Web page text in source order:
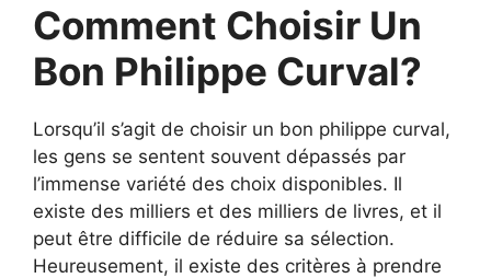
Comment Choisir Un
Bon Philippe Curval?
Lorsqu’il s’agit de choisir un bon philippe curval,
les gens se sentent souvent dépassés par
l’immense variété des choix disponibles. Il
existe des milliers et des milliers de livres, et il
peut être difficile de réduire sa sélection.
Heureusement, il existe des critères à prendre